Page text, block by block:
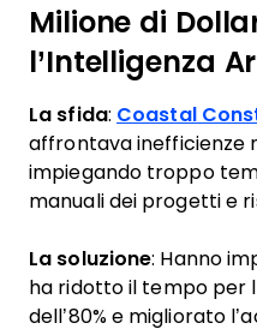
Milione di
l’Intelligenza
La sfida: Coastal
affrontava inefficienze
impiegando troppo
manuali dei progetti e
La soluzione: Hanno
ha ridotto il tempo per
dell’80% e migliorato